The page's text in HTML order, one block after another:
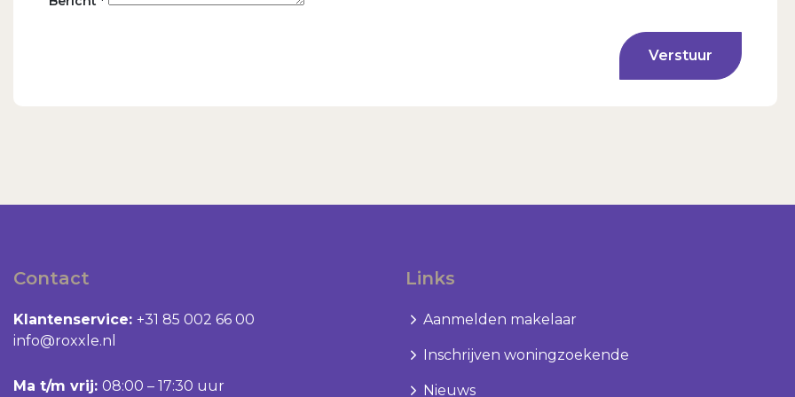
Verstuur
Contact
Klantenservice: +31 85 002 66 00
info@roxxle.nl
Ma t/m vrij: 08:00 – 17:30 uur
Links
Aanmelden makelaar
Inschrijven woningzoekende
Nieuws